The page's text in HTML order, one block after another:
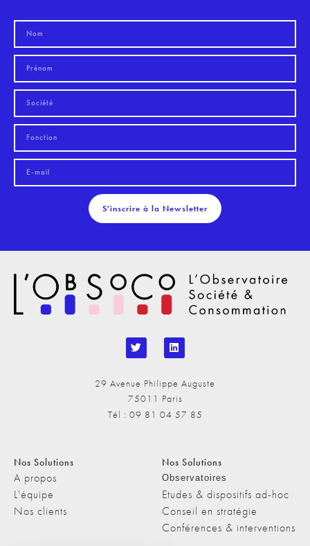
S'inscrire à la Newsletter
29 Avenue Philippe Auguste
75011 Paris
Tél : 09 81 04 57 85
Nos Solutions
A propos
L'équipe
Nos clients
Nos Solutions
Observatoires
Etudes & dispositifs ad-hoc
Conseil en stratégie
Conférences & interventions